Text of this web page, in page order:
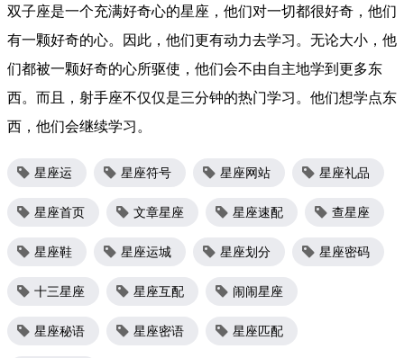
双子座是一个充满好奇心的星座，他们对一切都很好奇，他们
有一颗好奇的心。因此，他们更有动力去学习。无论大小，他
们都被一颗好奇的心所驱使，他们会不由自主地学到更多东
西。而且，射手座不仅仅是三分钟的热门学习。他们想学点东
西，他们会继续学习。
星座运 星座符号 星座网站 星座礼品
星座首页 文章星座 星座速配 查星座
星座鞋 星座运城 星座划分 星座密码
十三星座 星座互配 闹闹星座
星座秘语 星座密语 星座匹配